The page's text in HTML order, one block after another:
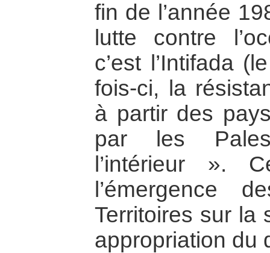
fin de l’année
lutte contre
c’est l’Intifada
fois-ci, la
à partir des
par les
l’intérieur ».
l’émergence
Territoires sur la
appropriation du